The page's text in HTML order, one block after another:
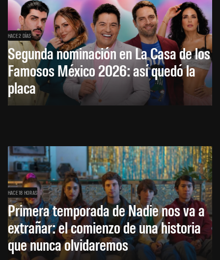
HACE 2 DÍAS
Segunda nominación en La Casa de los
Famosos México 2026: así quedó la
placa
HACE 18 HORAS
Primera temporada de Nadie nos va a
extrañar: el comienzo de una historia
que nunca olvidaremos